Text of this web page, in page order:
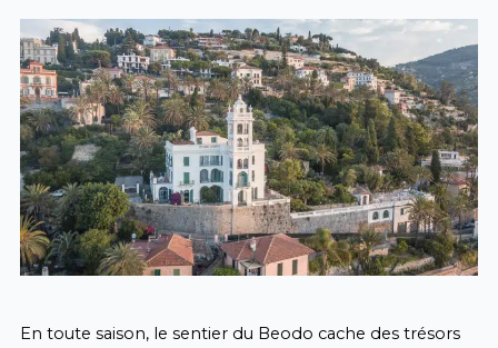
En toute saison, le sentier du Beodo cache des trésors